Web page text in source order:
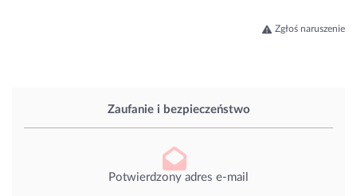
Zaufanie i bezpieczeństwo
Potwierdzony adres e-mail
Zgłoś naruszenie